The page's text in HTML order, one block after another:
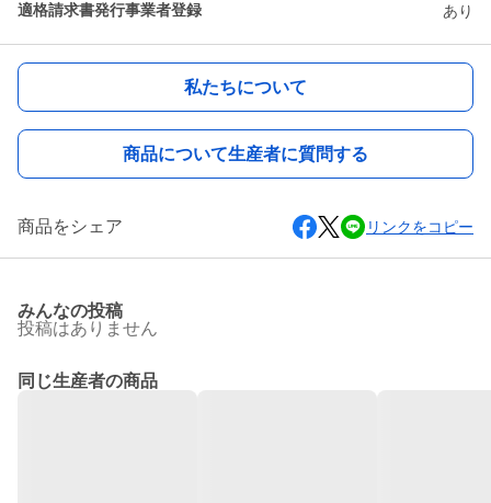
適格請求書発行事業者登録 あり
私たちについて
商品について生産者に質問する
商品をシェア リンクをコピー
みんなの投稿
投稿はありません
同じ生産者の商品